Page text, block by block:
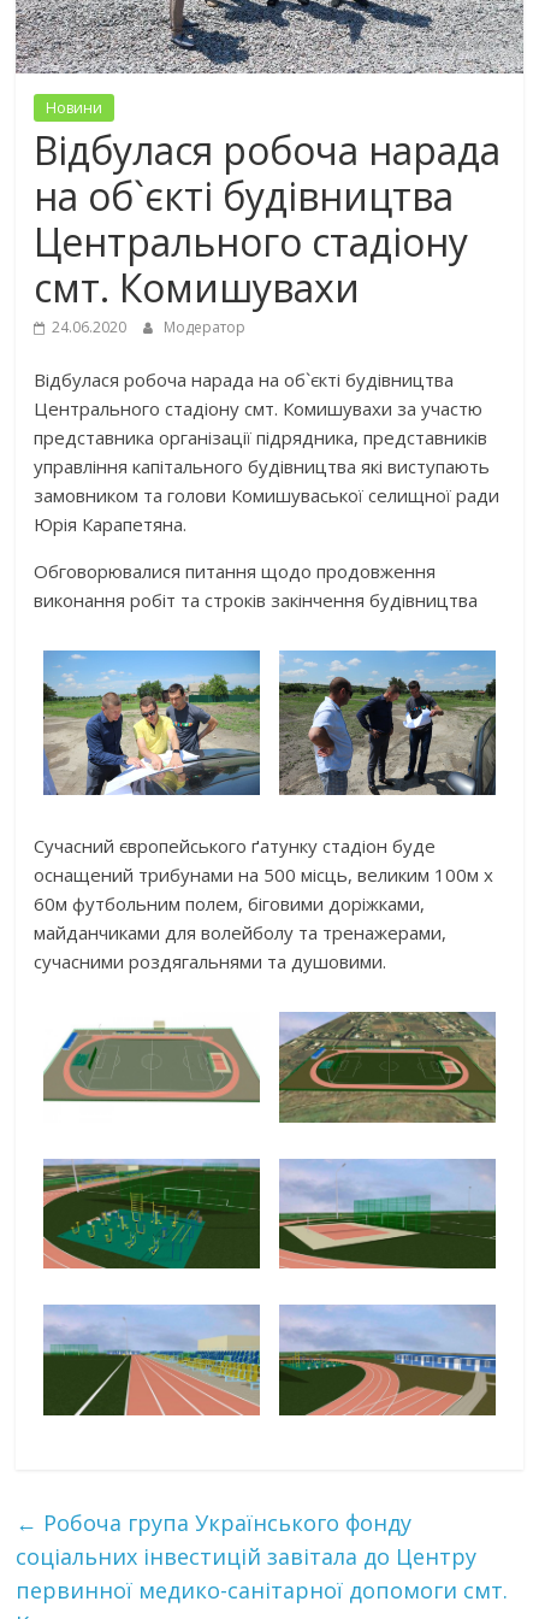
Новини
Відбулася робоча нарада
на об`єкті будівництва
Центрального стадіону
смт. Комишувахи
24.06.2020 Модератор
Відбулася робоча нарада на об`єкті будівництва
Центрального стадіону смт. Комишувахи за участю
представника організації підрядника, представників
управління капітального будівництва які виступають
замовником та голови Комишуваської селищної ради
Юрія Карапетяна.
Обговорювалися питання щодо продовження
виконання робіт та строків закінчення будівництва
Сучасний європейського ґатунку стадіон буде
оснащений трибунами на 500 місць, великим 100м х
60м футбольним полем, біговими доріжками,
майданчиками для волейболу та тренажерами,
сучасними роздягальнями та душовими.
← Робоча група Українського фонду
соціальних інвестицій завітала до Центру
первинної медико-санітарної допомоги смт.